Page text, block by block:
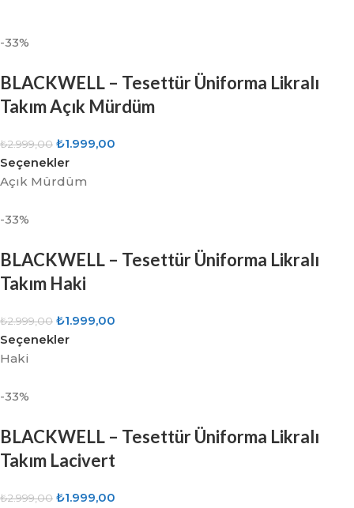
-33%
BLACKWELL – Tesettür Üniforma Likralı
Takım Açık Mürdüm
₺2.999,00 ₺1.999,00
Seçenekler
Açık Mürdüm
-33%
BLACKWELL – Tesettür Üniforma Likralı
Takım Haki
₺2.999,00 ₺1.999,00
Seçenekler
Haki
-33%
BLACKWELL – Tesettür Üniforma Likralı
Takım Lacivert
₺2.999,00 ₺1.999,00